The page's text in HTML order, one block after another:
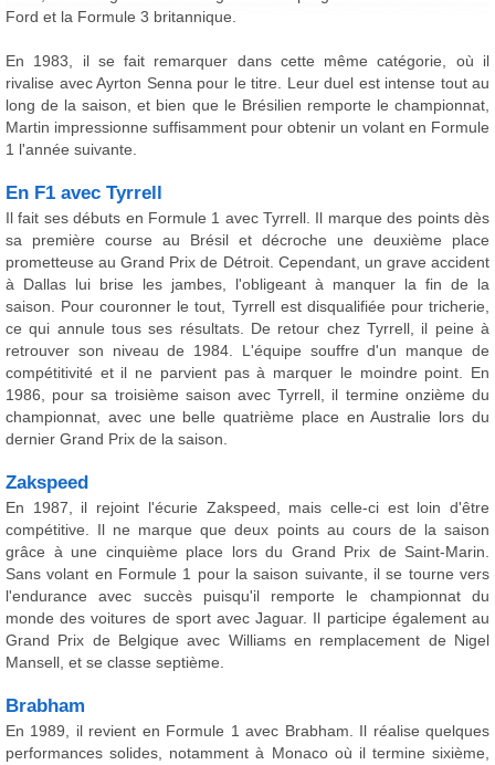
Ford et la Formule 3 britannique.
En 1983, il se fait remarquer dans cette même catégorie, où il
rivalise avec Ayrton Senna pour le titre. Leur duel est intense tout au
long de la saison, et bien que le Brésilien remporte le championnat,
Martin impressionne suffisamment pour obtenir un volant en Formule
1 l'année suivante.
En F1 avec Tyrrell
Il fait ses débuts en Formule 1 avec Tyrrell. Il marque des points dès
sa première course au Brésil et décroche une deuxième place
prometteuse au Grand Prix de Détroit. Cependant, un grave accident
à Dallas lui brise les jambes, l'obligeant à manquer la fin de la
saison. Pour couronner le tout, Tyrrell est disqualifiée pour tricherie,
ce qui annule tous ses résultats. De retour chez Tyrrell, il peine à
retrouver son niveau de 1984. L'équipe souffre d'un manque de
compétitivité et il ne parvient pas à marquer le moindre point. En
1986, pour sa troisième saison avec Tyrrell, il termine onzième du
championnat, avec une belle quatrième place en Australie lors du
dernier Grand Prix de la saison.
Zakspeed
En 1987, il rejoint l'écurie Zakspeed, mais celle-ci est loin d'être
compétitive. Il ne marque que deux points au cours de la saison
grâce à une cinquième place lors du Grand Prix de Saint-Marin.
Sans volant en Formule 1 pour la saison suivante, il se tourne vers
l'endurance avec succès puisqu'il remporte le championnat du
monde des voitures de sport avec Jaguar. Il participe également au
Grand Prix de Belgique avec Williams en remplacement de Nigel
Mansell, et se classe septième.
Brabham
En 1989, il revient en Formule 1 avec Brabham. Il réalise quelques
performances solides, notamment à Monaco où il termine sixième,